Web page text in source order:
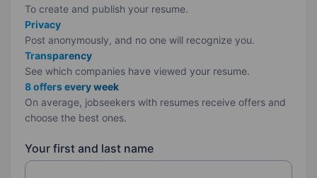
To create and publish your resume.
Privacy
Post anonymously, and no one will recognize you.
Transparency
See which companies have viewed your resume.
8 offers every week
On average, jobseekers with resumes receive offers and
choose the best ones.
Your first and last name